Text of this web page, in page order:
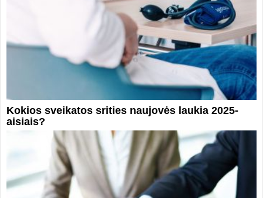
Kokios sveikatos srities naujovės laukia 2025-
aisiais?